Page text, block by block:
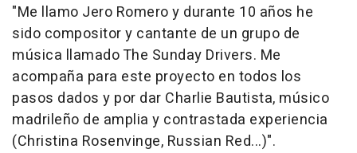
"Me llamo Jero Romero y durante 10 años he
sido compositor y cantante de un grupo de
música llamado The Sunday Drivers. Me
acompaña para este proyecto en todos los
pasos dados y por dar Charlie Bautista, músico
madrileño de amplia y contrastada experiencia
(Christina Rosenvinge, Russian Red...)".